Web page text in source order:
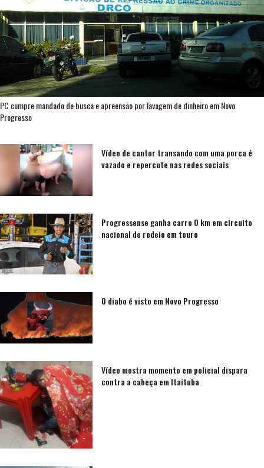
PC cumpre mandado de busca e apreensão por lavagem de dinheiro em Novo
Progresso
Vídeo de cantor transando com uma porca é
vazado e repercute nas redes sociais
Progressense ganha carro 0 km em circuito
nacional de rodeio em touro
O diabo é visto em Novo Progresso
Vídeo mostra momento em policial dispara
contra a cabeça em Itaituba